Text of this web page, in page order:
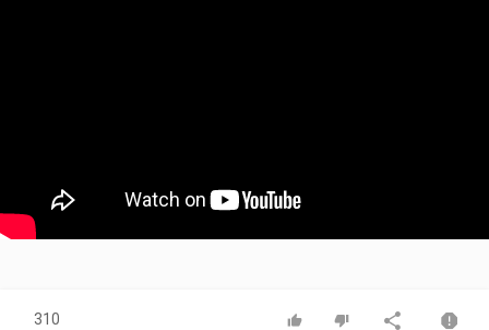
310